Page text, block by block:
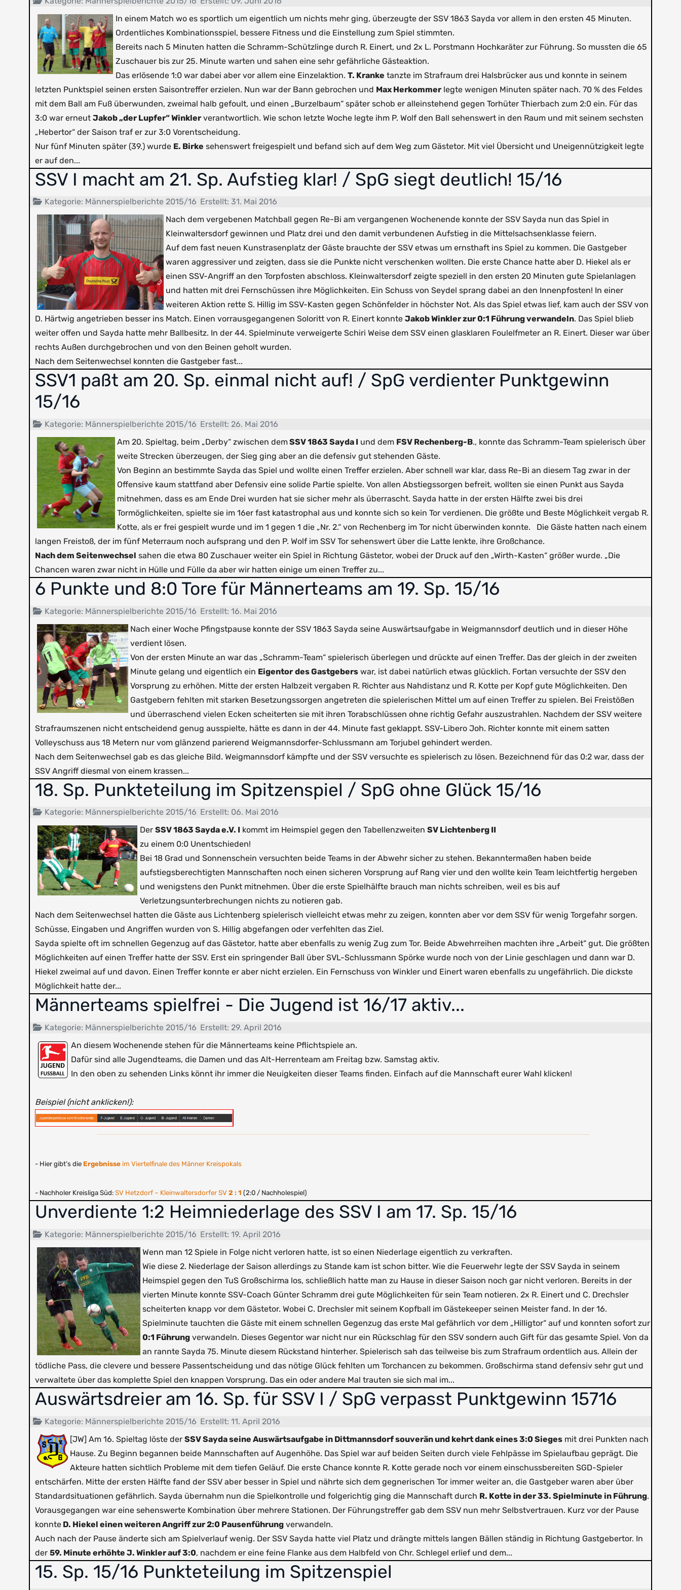
In einem Match wo es sportlich um eigentlich um nichts mehr ging, überzeugte der SSV 1863 Sayda vor allem in den ersten 45 Minuten.
Ordentliches Kombinationsspiel, bessere Fitness und die Einstellung zum Spiel stimmten.
Bereits nach 5 Minuten hatten die Schramm-Schützlinge durch R. Einert, und 2x L. Porstmann Hochkaräter zur Führung. So mussten die 65
Zuschauer bis zur 25. Minute warten und sahen eine sehr gefährliche Gästeaktion.
Das erlösende 1:0 war dabei aber vor allem eine Einzelaktion. T. Kranke tanzte im Strafraum drei Halsbrücker aus und konnte in seinem
letzten Punktspiel seinen ersten Saisontreffer erzielen. Nun war der Bann gebrochen und Max Herkommer legte wenigen Minuten später nach. 70 % des Feldes
mit dem Ball am Fuß überwunden, zweimal halb gefoult, und einen „Burzelbaum“ später schob er alleinstehend gegen Torhüter Thierbach zum 2:0 ein. Für das
3:0 war erneut Jakob „der Lupfer“ Winkler verantwortlich. Wie schon letzte Woche legte ihm P. Wolf den Ball sehenswert in den Raum und mit seinem sechsten
„Hebertor“ der Saison traf er zur 3:0 Vorentscheidung.
Nur fünf Minuten später (39.) wurde E. Birke sehenswert freigespielt und befand sich auf dem Weg zum Gästetor. Mit viel Übersicht und Uneigennützigkeit legte
er auf den...
SSV I macht am 21. Sp. Aufstieg klar! / SpG siegt deutlich! 15/16
Kategorie: Männerspielberichte 2015/16 Erstellt: 31. Mai 2016
Nach dem vergebenen Matchball gegen Re-Bi am vergangenen Wochenende konnte der SSV Sayda nun das Spiel in
Kleinwaltersdorf gewinnen und Platz drei und den damit verbundenen Aufstieg in die Mittelsachsenklasse feiern.
Auf dem fast neuen Kunstrasenplatz der Gäste brauchte der SSV etwas um ernsthaft ins Spiel zu kommen. Die Gastgeber
waren aggressiver und zeigten, dass sie die Punkte nicht verschenken wollten. Die erste Chance hatte aber D. Hiekel als er
einen SSV-Angriff an den Torpfosten abschloss. Kleinwaltersdorf zeigte speziell in den ersten 20 Minuten gute Spielanlagen
und hatten mit drei Fernschüssen ihre Möglichkeiten. Ein Schuss von Seydel sprang dabei an den Innenpfosten! In einer
weiteren Aktion rette S. Hillig im SSV-Kasten gegen Schönfelder in höchster Not. Als das Spiel etwas lief, kam auch der SSV von
D. Härtwig angetrieben besser ins Match. Einen vorrausgegangenen Soloritt von R. Einert konnte Jakob Winkler zur 0:1 Führung verwandeln. Das Spiel blieb
weiter offen und Sayda hatte mehr Ballbesitz. In der 44. Spielminute verweigerte Schiri Weise dem SSV einen glasklaren Foulelfmeter an R. Einert. Dieser war über
rechts Außen durchgebrochen und von den Beinen geholt wurden.
Nach dem Seitenwechsel konnten die Gastgeber fast...
SSV1 paßt am 20. Sp. einmal nicht auf! / SpG verdienter Punktgewinn
15/16
Kategorie: Männerspielberichte 2015/16 Erstellt: 26. Mai 2016
Am 20. Spieltag, beim „Derby“ zwischen demSSV 1863 Sayda I und dem FSV Rechenberg-B., konnte das Schramm-Team spielerisch über
weite Strecken überzeugen, der Sieg ging aber an die defensiv gut stehenden Gäste.
Von Beginn an bestimmte Sayda das Spiel und wollte einen Treffer erzielen. Aber schnell war klar, dass Re-Bi an diesem Tag zwar in der
Offensive kaum stattfand aber Defensiv eine solide Partie spielte. Von allen Abstiegssorgen befreit, wollten sie einen Punkt aus Sayda
mitnehmen, dass es am Ende Drei wurden hat sie sicher mehr als überrascht. Sayda hatte in der ersten Hälfte zwei bis drei
Tormöglichkeiten, spielte sie im 16er fast katastrophal aus und konnte sich so kein Tor verdienen. Die größte und Beste Möglichkeit vergab R.
Kotte, als er frei gespielt wurde und im 1 gegen 1 die „Nr. 2.“ von Rechenberg im Tor nicht überwinden konnte. Die Gäste hatten nach einem
langen Freistoß, der im fünf Meterraum noch aufsprang und den P. Wolf im SSV Tor sehenswert über die Latte lenkte, ihre Großchance.
Nach dem Seitenwechsel sahen die etwa 80 Zuschauer weiter ein Spiel in Richtung Gästetor, wobei der Druck auf den „Wirth-Kasten“ größer wurde. „Die
Chancen waren zwar nicht in Hülle und Fülle da aber wir hatten einige um einen Treffer zu...
6 Punkte und 8:0 Tore für Männerteams am 19. Sp. 15/16
Kategorie: Männerspielberichte 2015/16 Erstellt: 16. Mai 2016
Nach einer Woche Pfingstpause konnte der SSV 1863 Sayda seine Auswärtsaufgabe in Weigmannsdorf deutlich und in dieser Höhe
verdient lösen.
Von der ersten Minute an war das „Schramm-Team“ spielerisch überlegen und drückte auf einen Treffer. Das der gleich in der zweiten
Minute gelang und eigentlich ein Eigentor des Gastgebers war, ist dabei natürlich etwas glücklich. Fortan versuchte der SSV den
Vorsprung zu erhöhen. Mitte der ersten Halbzeit vergaben R. Richter aus Nahdistanz und R. Kotte per Kopf gute Möglichkeiten. Den
Gastgebern fehlten mit starken Besetzungssorgen angetreten die spielerischen Mittel um auf einen Treffer zu spielen. Bei Freistößen
und überraschend vielen Ecken scheiterten sie mit ihren Torabschlüssen ohne richtig Gefahr auszustrahlen. Nachdem der SSV weitere
Strafraumszenen nicht entscheidend genug ausspielte, hätte es dann in der 44. Minute fast geklappt. SSV-Libero Joh. Richter konnte mit einem satten
Volleyschuss aus 18 Metern nur vom glänzend parierend Weigmannsdorfer-Schlussmann am Torjubel gehindert werden.
Nach dem Seitenwechsel gab es das gleiche Bild. Weigmannsdorf kämpfte und der SSV versuchte es spielerisch zu lösen. Bezeichnend für das 0:2 war, dass der
SSV Angriff diesmal von einem krassen...
18. Sp. Punkteteilung im Spitzenspiel / SpG ohne Glück 15/16
Kategorie: Männerspielberichte 2015/16 Erstellt: 06. Mai 2016
Der SSV 1863 Sayda e.V. I kommt im Heimspiel gegen den Tabellenzweiten SV Lichtenberg II
zu einem 0:0 Unentschieden!
Bei 18 Grad und Sonnenschein versuchten beide Teams in der Abwehr sicher zu stehen. Bekanntermaßen haben beide
aufstiegsberechtigten Mannschaften noch einen sicheren Vorsprung auf Rang vier und den wollte kein Team leichtfertig hergeben
und wenigstens den Punkt mitnehmen. Über die erste Spielhälfte brauch man nichts schreiben, weil es bis auf
Verletzungsunterbrechungen nichts zu notieren gab.
Nach dem Seitenwechsel hatten die Gäste aus Lichtenberg spielerisch vielleicht etwas mehr zu zeigen, konnten aber vor dem SSV für wenig Torgefahr sorgen.
Schüsse, Eingaben und Angriffen wurden von S. Hillig abgefangen oder verfehlten das Ziel.
Sayda spielte oft im schnellen Gegenzug auf das Gästetor, hatte aber ebenfalls zu wenig Zug zum Tor. Beide Abwehrreihen machten ihre „Arbeit“ gut. Die größten
Möglichkeiten auf einen Treffer hatte der SSV. Erst ein springender Ball über SVL-Schlussmann Spörke wurde noch von der Linie geschlagen und dann war D.
Hiekel zweimal auf und davon. Einen Treffer konnte er aber nicht erzielen. Ein Fernschuss von Winkler und Einert waren ebenfalls zu ungefährlich. Die dickste
Möglichkeit hatte der...
Männerteams spielfrei - Die Jugend ist 16/17 aktiv...
Kategorie: Männerspielberichte 2015/16 Erstellt: 29. April 2016
An diesem Wochenende stehen für die Männerteams keine Pflichtspiele an.
Dafür sind alle Jugendteams, die Damen und das Alt-Herrenteam am Freitag bzw. Samstag aktiv.
In den oben zu sehenden Links könnt ihr immer die Neuigkeiten dieser Teams finden. Einfach auf die Mannschaft eurer Wahl klicken!
Beispiel (nicht anklicken!):
- Hier gibt’s die Ergebnisse im Viertelfinale des Männer Kreispokals
- Nachholer Kreisliga Süd: SV Hetzdorf – Kleinwaltersdorfer SV 2 : 1 (2:0 / Nachholespiel)
Unverdiente 1:2 Heimniederlage des SSV I am 17. Sp. 15/16
Kategorie: Männerspielberichte 2015/16 Erstellt: 19. April 2016
Wenn man 12 Spiele in Folge nicht verloren hatte, ist so einen Niederlage eigentlich zu verkraften.
Wie diese 2. Niederlage der Saison allerdings zu Stande kam ist schon bitter. Wie die Feuerwehr legte der SSV Sayda in seinem
Heimspiel gegen den TuS Großschirma los, schließlich hatte man zu Hause in dieser Saison noch gar nicht verloren. Bereits in der
vierten Minute konnte SSV-Coach Günter Schramm drei gute Möglichkeiten für sein Team notieren. 2x R. Einert und C. Drechsler
scheiterten knapp vor dem Gästetor. Wobei C. Drechsler mit seinem Kopfball im Gästekeeper seinen Meister fand. In der 16.
Spielminute tauchten die Gäste mit einem schnellen Gegenzug das erste Mal gefährlich vor dem „Hilligtor“ auf und konnten sofort zur
0:1 Führung verwandeln. Dieses Gegentor war nicht nur ein Rückschlag für den SSV sondern auch Gift für das gesamte Spiel. Von da
an rannte Sayda 75. Minute diesem Rückstand hinterher. Spielerisch sah das teilweise bis zum Strafraum ordentlich aus. Allein der
tödliche Pass, die clevere und bessere Passentscheidung und das nötige Glück fehlten um Torchancen zu bekommen. Großschirma stand defensiv sehr gut und
verwaltete über das komplette Spiel den knappen Vorsprung. Das ein oder andere Mal trauten sie sich mal im...
Auswärtsdreier am 16. Sp. für SSV I / SpG verpasst Punktgewinn 15716
Kategorie: Männerspielberichte 2015/16 Erstellt: 11. April 2016
[JW] Am 16. Spieltag löste der SSV Sayda seine Auswärtsaufgabe in Dittmannsdorf souverän und kehrt dank eines 3:0 Sieges mit drei Punkten nach
Hause. Zu Beginn begannen beide Mannschaften auf Augenhöhe. Das Spiel war auf beiden Seiten durch viele Fehlpässe im Spielaufbau geprägt. Die
Akteure hatten sichtlich Probleme mit dem tiefen Geläuf. Die erste Chance konnte R. Kotte gerade noch vor einem einschussbereiten SGD-Spieler
entschärfen. Mitte der ersten Hälfte fand der SSV aber besser in Spiel und nährte sich dem gegnerischen Tor immer weiter an, die Gastgeber waren aber über
Standardsituationen gefährlich. Sayda übernahm nun die Spielkontrolle und folgerichtig ging die Mannschaft durch R. Kotte in der 33. Spielminute in Führung.
Vorausgegangen war eine sehenswerte Kombination über mehrere Stationen. Der Führungstreffer gab dem SSV nun mehr Selbstvertrauen. Kurz vor der Pause
konnte D. Hiekel einen weiteren Angriff zur 2:0 Pausenführung verwandeln.
Auch nach der Pause änderte sich am Spielverlauf wenig. Der SSV Sayda hatte viel Platz und drängte mittels langen Bällen ständig in Richtung Gastgebertor. In
der 59. Minute erhöhte J. Winkler auf 3:0, nachdem er eine feine Flanke aus dem Halbfeld von Chr. Schlegel erlief und dem...
15. Sp. 15/16 Punkteteilung im Spitzenspiel
Archivierte Saison 2017/18
Archivierte Saison 2016/17
Archivierte Saison 2015/16
Ergebnisarchiv 1. Mannschaft
> 3 x DFB-Pokalsiege Kreis FG
> 10 Jahre SSV-Webseite 2013
> 15 Jahre SSV-Webseite 2018
> Dynamo Dresden in Sayda '03